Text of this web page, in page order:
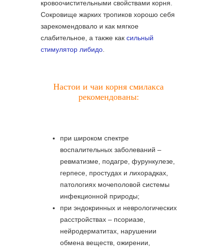
кровоочистительными свойствами корня.
Сокровище жарких тропиков хорошо себя
зарекомендовало и как мягкое
слабительное, а также как сильный
стимулятор либидо
Настои и чаи корня смилакса
рекомендованы:
при широком спектре
воспалительных заболеваний –
ревматизме, подагре, фурункулезе,
герпесе, простудах и лихорадках,
патологиях мочеполовой системы
инфекционной природы;
при эндокринных и неврологических
расстройствах – псориазе,
нейродерматитах, нарушении
обмена веществ, ожирении,